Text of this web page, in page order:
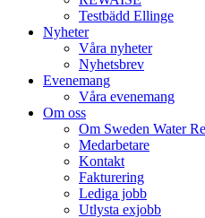
Testbädd Ellinge
Nyheter
Våra nyheter
Nyhetsbrev
Evenemang
Våra evenemang
Om oss
Om Sweden Water
Medarbetare
Kontakt
Fakturering
Lediga jobb
Utlysta exjobb